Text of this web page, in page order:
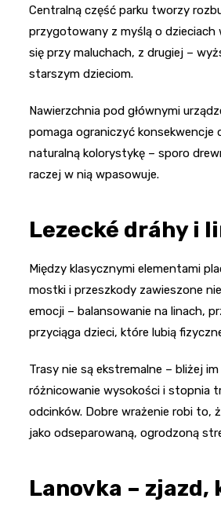
Centralną część parku tworzy
przygotowany z myślą o dzieciach
się przy maluchach, z drugiej –
starszym dzieciom.
Nawierzchnia pod głównymi
pomaga ograniczyć
naturalną kolorystykę – sporo
raczej w nią wpasowuje.
Lezecké dráhy i
Między klasycznymi elementami
mostki i przeszkody zawieszone
emocji – balansowanie na linach,
przyciąga dzieci, które lubią
Trasy nie są ekstremalne – bliżej
różnicowanie wysokości i stopnia
odcinków. Dobre wrażenie robi to,
jako odseparowaną, ogrodzoną
Lanovka –